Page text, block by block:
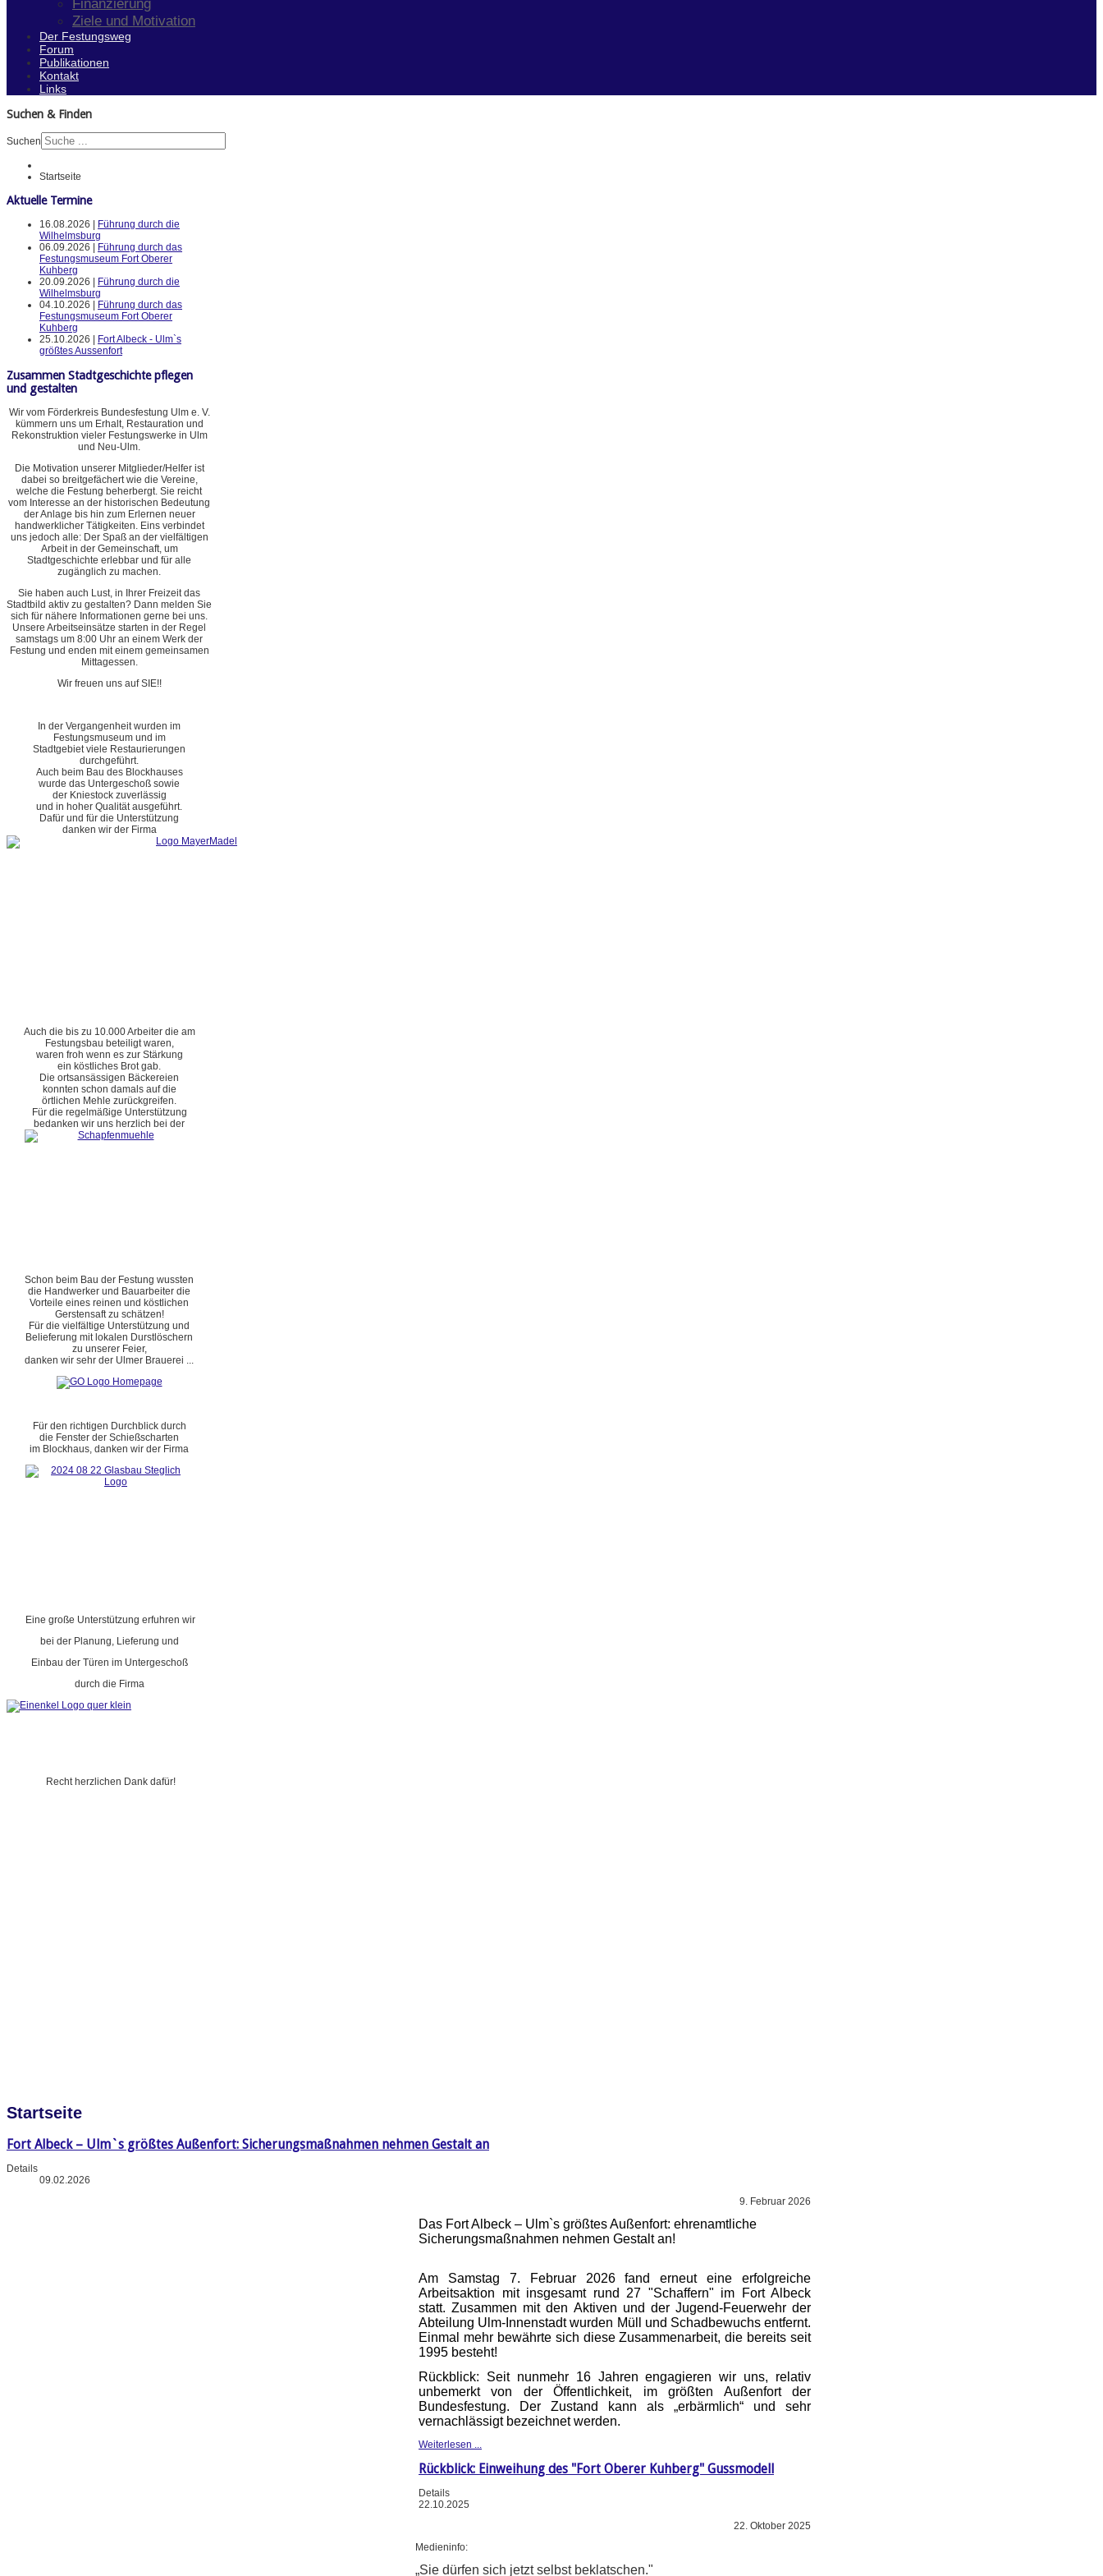
Finanzierung
Ziele und Motivation
Der Festungsweg
Forum
Publikationen
Kontakt
Links
Suchen & Finden
Suchen
Startseite
Aktuelle Termine
16.08.2026 |
Führung durch die
Wilhelmsburg
06.09.2026 |
Führung durch das
Festungsmuseum Fort Oberer
Kuhberg
20.09.2026 |
Führung durch die
Wilhelmsburg
04.10.2026 |
Führung durch das
Festungsmuseum Fort Oberer
Kuhberg
25.10.2026 |
Fort Albeck - Ulm`s
größtes Aussenfort
Zusammen Stadtgeschichte pflegen
und gestalten
Wir vom Förderkreis Bundesfestung Ulm e. V.
kümmern uns um Erhalt, Restauration und
Rekonstruktion vieler Festungswerke in Ulm
und Neu-Ulm.
Die Motivation unserer Mitglieder/Helfer ist
dabei so breitgefächert wie die Vereine,
welche die Festung beherbergt. Sie reicht
vom Interesse an der historischen Bedeutung
der Anlage bis hin zum Erlernen neuer
handwerklicher Tätigkeiten. Eins verbindet
uns jedoch alle: Der Spaß an der vielfältigen
Arbeit in der Gemeinschaft, um
Stadtgeschichte erlebbar und für alle
zugänglich zu machen.
Sie haben auch Lust, in Ihrer Freizeit das
Stadtbild aktiv zu gestalten? Dann melden Sie
sich für nähere Informationen gerne bei uns.
Unsere Arbeitseinsätze starten in der Regel
samstags um 8:00 Uhr an einem Werk der
Festung und enden mit einem gemeinsamen
Mittagessen.
Wir freuen uns auf SIE!!
In der Vergangenheit wurden im
Festungsmuseum und im
Stadtgebiet viele Restaurierungen
durchgeführt.
Auch beim Bau des Blockhauses
wurde das Untergeschoß sowie
der Kniestock zuverlässig
und in hoher Qualität ausgeführt.
Dafür und für die Unterstützung
danken wir der Firma
Auch die bis zu 10.000 Arbeiter die am
Festungsbau beteiligt waren,
waren froh wenn es zur Stärkung
ein köstliches Brot gab.
Die ortsansässigen Bäckereien
konnten schon damals auf die
örtlichen Mehle zurückgreifen.
Für die regelmäßige Unterstützung
bedanken wir uns herzlich bei der
Schon beim Bau der Festung wussten
die Handwerker und Bauarbeiter die
Vorteile eines reinen und köstlichen
Gerstensaft zu schätzen!
Für die vielfältige Unterstützung und
Belieferung mit lokalen Durstlöschern
zu unserer Feier,
danken wir sehr der Ulmer Brauerei ...
Für den richtigen Durchblick durch
die Fenster der Schießscharten
im Blockhaus, danken wir der Firma
Eine große Unterstützung erfuhren wir
bei der Planung, Lieferung und
Einbau der Türen im Untergeschoß
durch die Firma
Recht herzlichen Dank dafür!
Startseite
Fort Albeck – Ulm`s größtes Außenfort: Sicherungsmaßnahmen nehmen Gestalt an
Details
09.02.2026
9. Februar 2026
Das Fort Albeck – Ulm`s größtes Außenfort: ehrenamtliche
Sicherungsmaßnahmen nehmen Gestalt an!
Am Samstag 7. Februar 2026 fand erneut eine erfolgreiche
Arbeitsaktion mit insgesamt rund 27 "Schaffern" im Fort Albeck
statt. Zusammen mit den Aktiven und der Jugend-Feuerwehr der
Abteilung Ulm-Innenstadt wurden Müll und Schadbewuchs entfernt.
Einmal mehr bewährte sich diese Zusammenarbeit, die bereits seit
1995 besteht!
Rückblick: Seit nunmehr 16 Jahren engagieren wir uns, relativ
unbemerkt von der Öffentlichkeit, im größten Außenfort der
Bundesfestung. Der Zustand kann als „erbärmlich“ und sehr
vernachlässigt bezeichnet werden.
Weiterlesen ...
Rückblick: Einweihung des "Fort Oberer Kuhberg" Gussmodell
Details
22.10.2025
22. Oktober 2025
Medieninfo:
„Sie dürfen sich jetzt selbst beklatschen."